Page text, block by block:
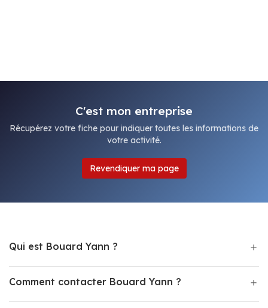
C'est mon entreprise
Récupérez votre fiche pour indiquer toutes les informations de
votre activité.
Revendiquer ma page
Qui est Bouard Yann ?
Comment contacter Bouard Yann ?